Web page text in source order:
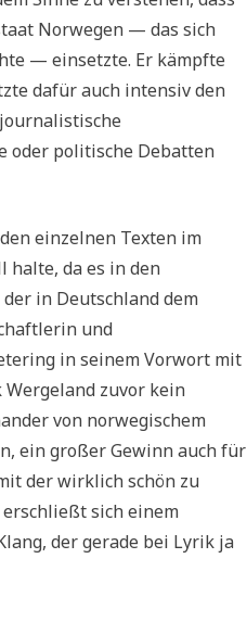
Norwegen — das sich
— einsetzte. Er kämpfte
dafür auch intensiv den
oder politische Debatten
einzelnen Texten im
halte, da es in den
in Deutschland dem
und
in seinem Vorwort mit
zuvor kein
von norwegischem
ein großer Gewinn auch für
der wirklich schön zu
sich einem
der gerade bei Lyrik ja